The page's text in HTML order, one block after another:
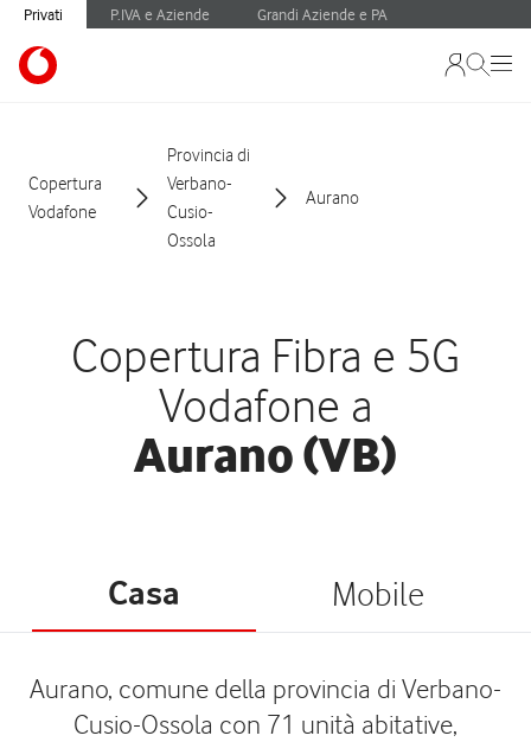
Privati P.IVA e Aziende Grandi Aziende e PA
Copertura
Vodafone
Provincia di
Verbano-
Cusio-
Ossola
Aurano
Copertura Fibra e 5G
Vodafone a
Aurano (VB)
Casa Mobile
Aurano, comune della provincia di Verbano-
Cusio-Ossola con 71 unità abitative,